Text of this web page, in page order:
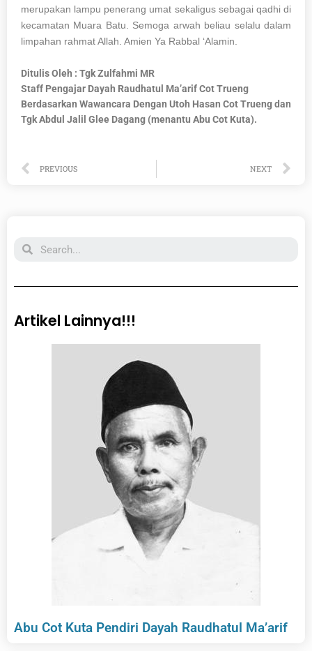
merupakan lampu penerang umat sekaligus sebagai qadhi di
kecamatan Muara Batu. Semoga arwah beliau selalu dalam
limpahan rahmat Allah. Amien Ya Rabbal ‘Alamin.
Ditulis Oleh : Tgk Zulfahmi MR
Staff Pengajar Dayah Raudhatul Ma’arif Cot Trueng
Berdasarkan Wawancara Dengan Utoh Hasan Cot Trueng dan
Tgk Abdul Jalil Glee Dagang (menantu Abu Cot Kuta).
Prev
PREVIOUS NEXT
Artikel Lainnya!!!
Abu Cot Kuta Pendiri Dayah Raudhatul Ma’arif